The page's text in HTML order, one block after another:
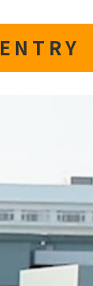
ENTRY